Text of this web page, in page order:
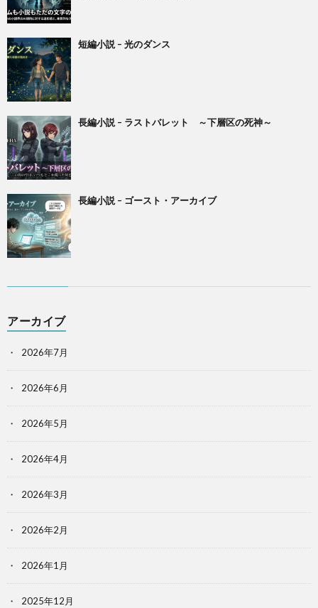
短編小説 – 光のダンス
長編小説 – ラストバレット ～下層区の死神～
長編小説 – ゴースト・アーカイブ
アーカイブ
2026年7月
2026年6月
2026年5月
2026年4月
2026年3月
2026年2月
2026年1月
2025年12月